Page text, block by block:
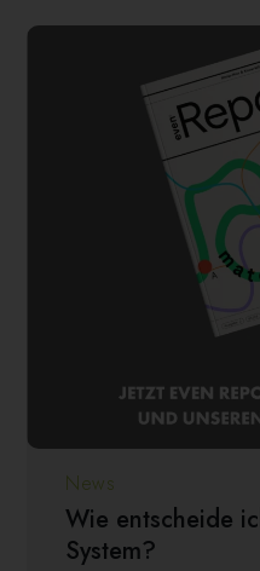
News
Wie entscheide
System?